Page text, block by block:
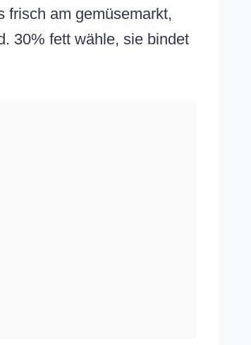
frisch am gemüsemarkt,
30% fett wähle, sie bindet